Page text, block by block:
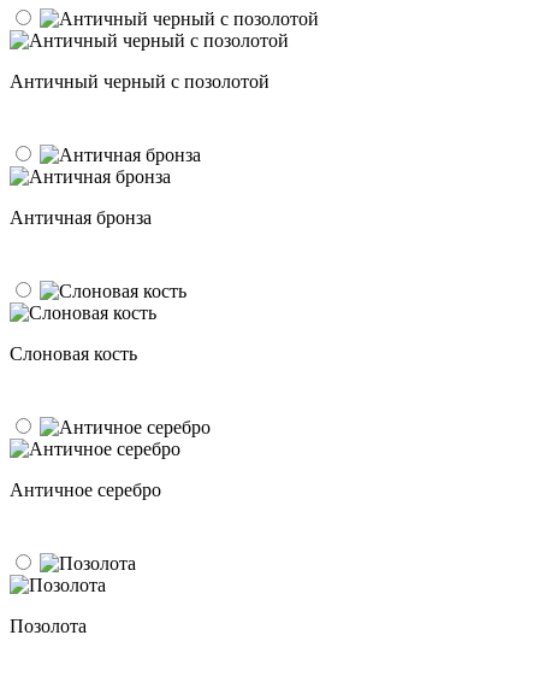
Античный черный с позолотой
Античная бронза
Слоновая кость
Античное серебро
Позолота